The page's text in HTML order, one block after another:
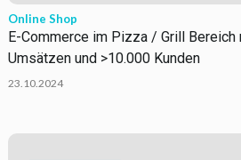
Online Shop
E-Commerce im Pizza / Grill
Umsätzen und >10.000 Kunden
23.10.2024